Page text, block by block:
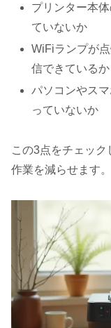
プリンター本
ていないか
WiFiランプが
信できているか
パソコンやス
っていないか
この3点をチェッ
作業を減らせます。